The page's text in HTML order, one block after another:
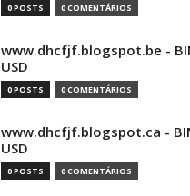
0 POSTS 0 COMENTÁRIOS
www.dhcfjf.blogspot.be -
USD
0 POSTS 0 COMENTÁRIOS
www.dhcfjf.blogspot.ca -
USD
0 POSTS 0 COMENTÁRIOS